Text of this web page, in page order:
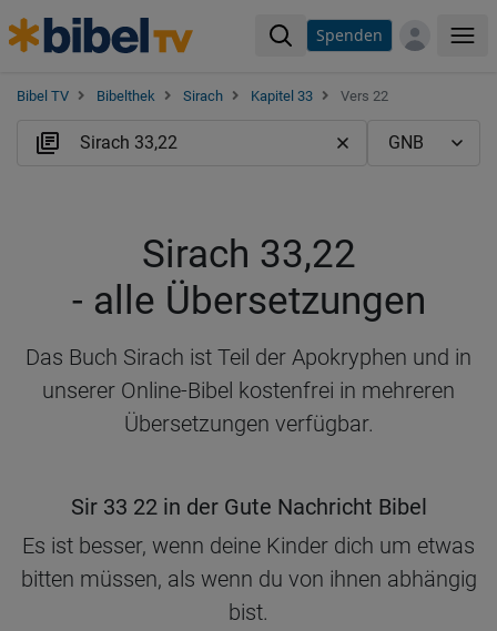
Spenden
Bibel TV Bibelthek Sirach Kapitel 33 Vers 22
Sirach 33,22
- alle Übersetzungen
Das Buch Sirach ist Teil der Apokryphen und in
unserer Online-Bibel kostenfrei in mehreren
Übersetzungen verfügbar.
Sir 33 22 in der Gute Nachricht Bibel
Es ist besser, wenn deine Kinder dich um etwas
bitten müssen, als wenn du von ihnen abhängig
bist.